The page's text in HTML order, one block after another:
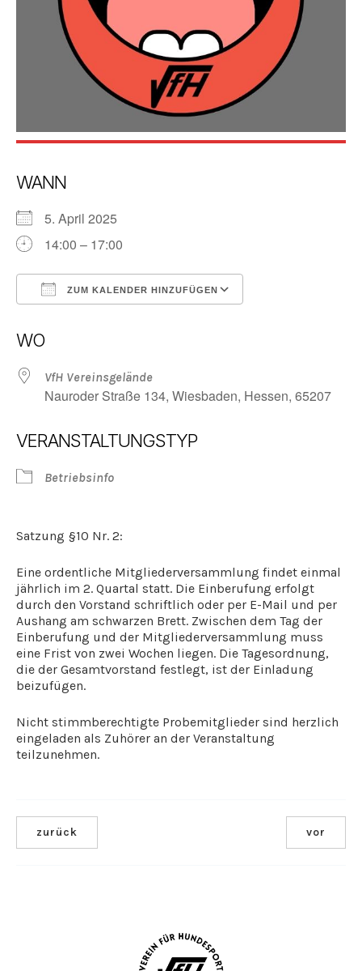
WANN
5. April 2025
14:00 – 17:00
ZUM KALENDER HINZUFÜGEN
WO
VfH Vereinsgelände
Nauroder Straße 134, Wiesbaden, Hessen, 65207
VERANSTALTUNGSTYP
Betriebsinfo
Satzung §10 Nr. 2:
Eine ordentliche Mitgliederversammlung findet einmal
jährlich im 2. Quartal statt. Die Einberufung erfolgt
durch den Vorstand schriftlich oder per E-Mail und per
Aushang am schwarzen Brett. Zwischen dem Tag der
Einberufung und der Mitgliederversammlung muss
eine Frist von zwei Wochen liegen. Die Tagesordnung,
die der Gesamtvorstand festlegt, ist der Einladung
beizufügen.
Nicht stimmberechtigte Probemitglieder sind herzlich
eingeladen als Zuhörer an der Veranstaltung
teilzunehmen.
zurück vor